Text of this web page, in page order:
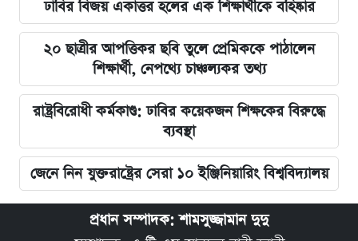
ঢাবির বিজয় একাত্তর হলের এক শিক্ষার্থীকে বহিষ্কার
২০ ছাত্রীর আপত্তিকর ছবি তুলে প্রেমিককে পাঠালেন
শিক্ষার্থী, নেপথ্যে চাঞ্চল্যকর তথ্য
রাষ্ট্রবিরোধী কর্মকাণ্ড: ঢাবির কয়েকজন শিক্ষকের বিরুদ্ধে
ব্যবস্থা
জেনে নিন যুক্তরাষ্ট্রের সেরা ১০ ইঞ্জিনিয়ারিং বিশ্ববিদ্যালয়
প্রধান সম্পাদক: শামসুজ্জামান দুদু